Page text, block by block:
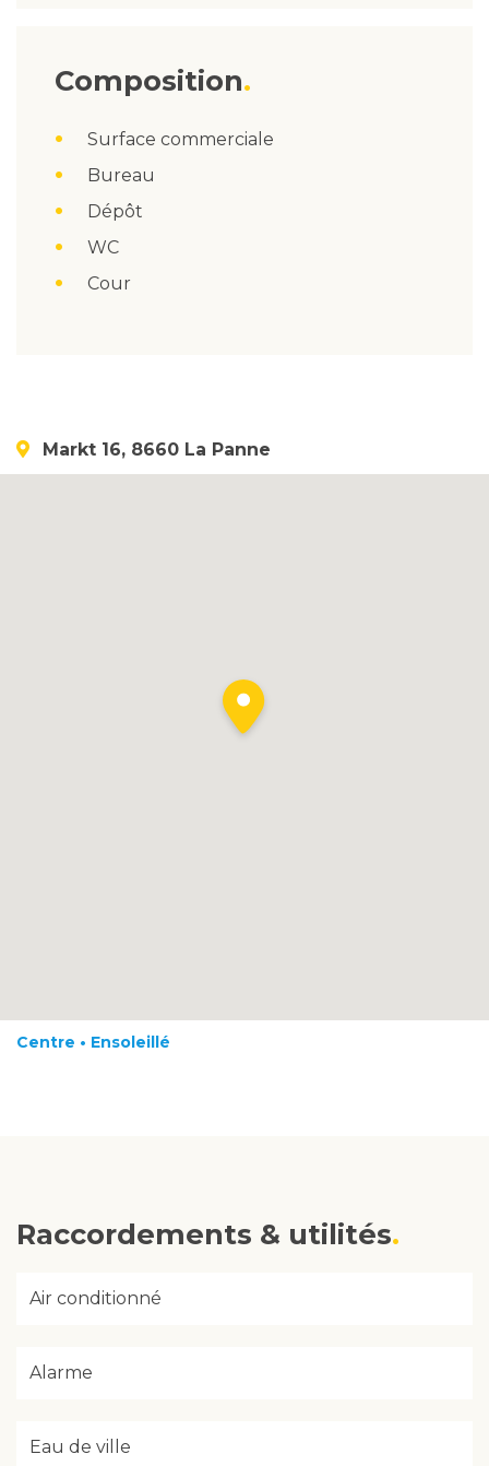
Composition
Surface commerciale
Bureau
Dépôt
WC
Cour
Markt 16, 8660 La Panne
Centre • Ensoleillé
Raccordements & utilités
Air conditionné
Alarme
Eau de ville